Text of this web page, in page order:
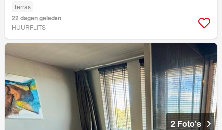
Terras
22 dagen geleden
HUURFLITS
2 Foto's